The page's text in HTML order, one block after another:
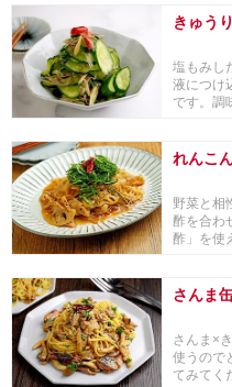
きゅう
塩もみし
液につけ
です。調
れんこ
野菜と相
酢を合わ
酢」を使
さんま
さんま×
使うので
てみてく